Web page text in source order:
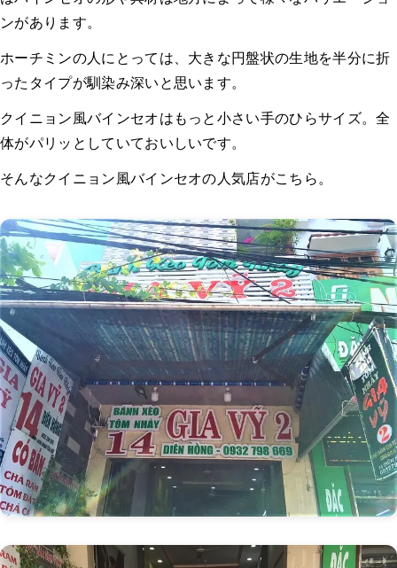
ンがあります。
ホーチミンの人にとっては、大きな円盤状の生地を半分に折
ったタイプが馴染み深いと思います。
クイニョン風バインセオはもっと小さい手のひらサイズ。全
体がパリッとしていておいしいです。
そんなクイニョン風バインセオの人気店がこちら。